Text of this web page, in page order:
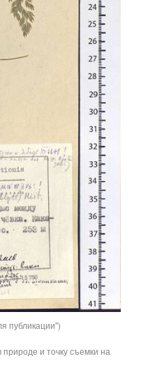
публикации")
и точку съемки на